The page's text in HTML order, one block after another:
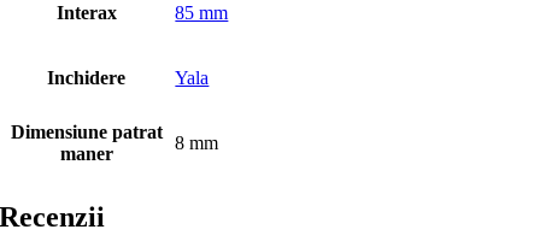
Interax 85 mm
Inchidere Yala
Dimensiune patrat
maner
8 mm
Recenzii